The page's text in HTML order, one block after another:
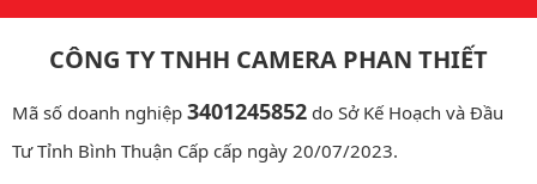
CÔNG TY TNHH CAMERA PHAN THIẾT
Mã số doanh nghiệp 3401245852 do Sở Kế Hoạch và Đầu
Tư Tỉnh Bình Thuận Cấp cấp ngày 20/07/2023.